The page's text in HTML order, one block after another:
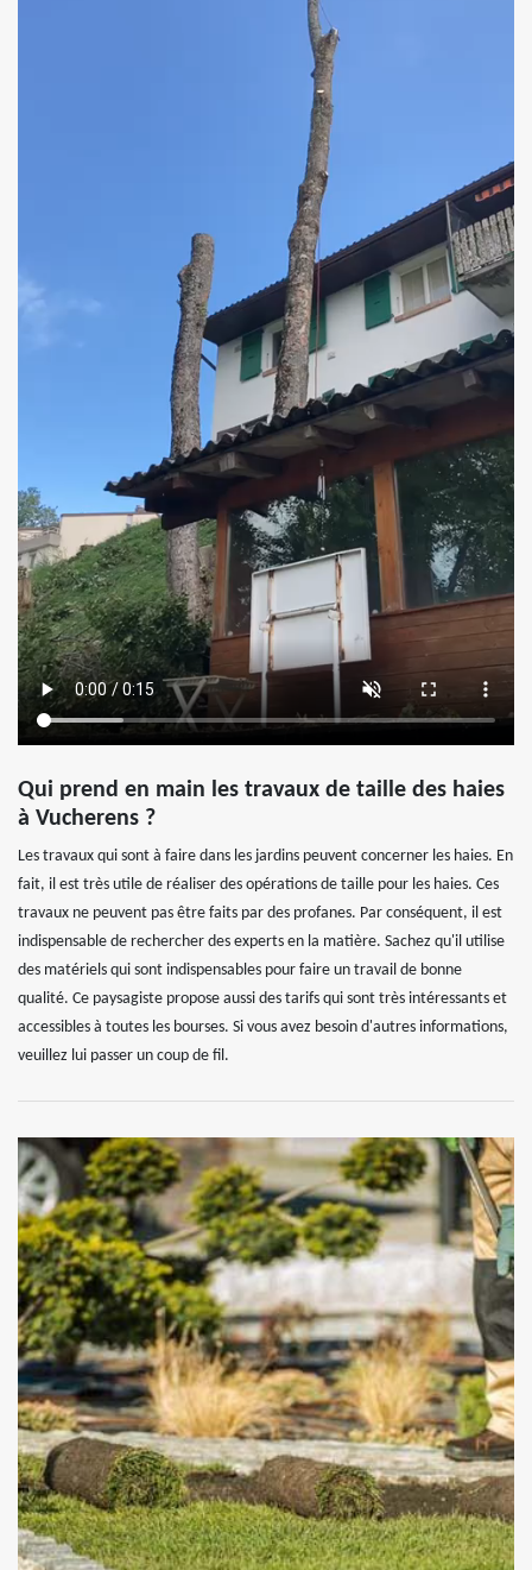
Qui prend en main les travaux de taille des haies
à Vucherens ?
Les travaux qui sont à faire dans les jardins peuvent concerner les haies. En
fait, il est très utile de réaliser des opérations de taille pour les haies. Ces
travaux ne peuvent pas être faits par des profanes. Par conséquent, il est
indispensable de rechercher des experts en la matière. Sachez qu'il utilise
des matériels qui sont indispensables pour faire un travail de bonne
qualité. Ce paysagiste propose aussi des tarifs qui sont très intéressants et
accessibles à toutes les bourses. Si vous avez besoin d'autres informations,
veuillez lui passer un coup de fil.